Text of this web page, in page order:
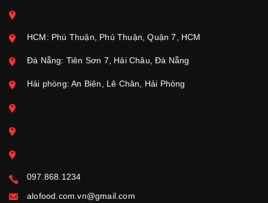
HCM: Phú Thuận, Phú Thuận, Quận 7, HCM
Đà Nẵng: Tiên Sơn 7, Hải Châu, Đà Nẵng
Hải phòng: An Biên, Lê Chân, Hải Phòng
097.868.1234
alofood.com.vn@gmail.com